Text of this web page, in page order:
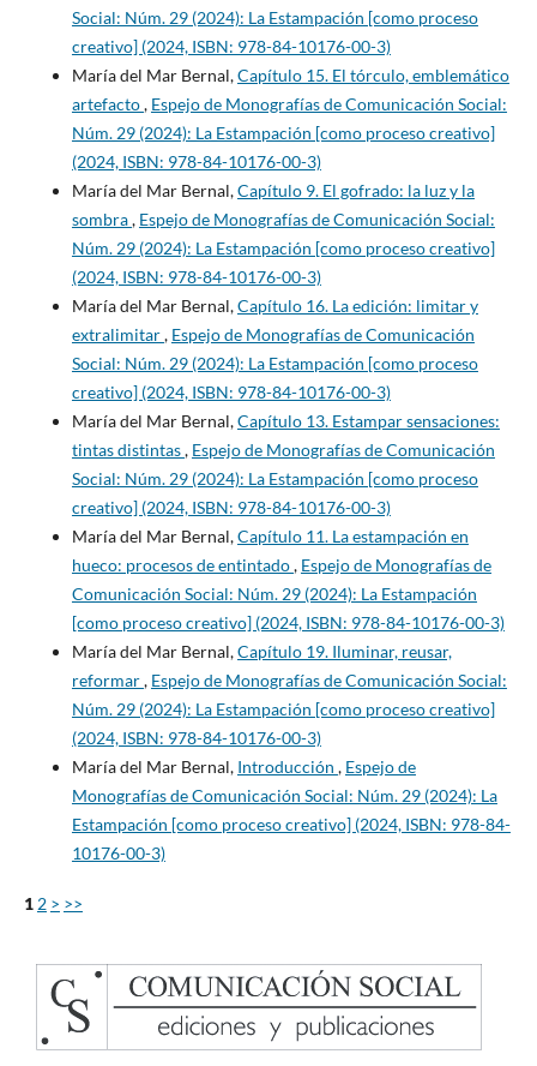
Social: Núm. 29 (2024): La Estampación [como proceso
creativo] (2024, ISBN: 978-84-10176-00-3)
María del Mar Bernal,Capítulo 15. El tórculo, emblemático
artefacto, Espejo de Monografías de Comunicación Social:
Núm. 29 (2024): La Estampación [como proceso creativo]
(2024, ISBN: 978-84-10176-00-3)
María del Mar Bernal,Capítulo 9. El gofrado: la luz y la
sombra, Espejo de Monografías de Comunicación Social:
Núm. 29 (2024): La Estampación [como proceso creativo]
(2024, ISBN: 978-84-10176-00-3)
María del Mar Bernal,Capítulo 16. La edición: limitar y
extralimitar, Espejo de Monografías de Comunicación
Social: Núm. 29 (2024): La Estampación [como proceso
creativo] (2024, ISBN: 978-84-10176-00-3)
María del Mar Bernal,Capítulo 13. Estampar sensaciones:
tintas distintas, Espejo de Monografías de Comunicación
Social: Núm. 29 (2024): La Estampación [como proceso
creativo] (2024, ISBN: 978-84-10176-00-3)
María del Mar Bernal,Capítulo 11. La estampación en
hueco: procesos de entintado, Espejo de Monografías de
Comunicación Social: Núm. 29 (2024): La Estampación
[como proceso creativo] (2024, ISBN: 978-84-10176-00-3)
María del Mar Bernal,Capítulo 19. Iluminar, reusar,
reformar, Espejo de Monografías de Comunicación Social:
Núm. 29 (2024): La Estampación [como proceso creativo]
(2024, ISBN: 978-84-10176-00-3)
María del Mar Bernal, Introducción , Espejo de
Monografías de Comunicación Social: Núm. 29 (2024): La
Estampación [como proceso creativo] (2024, ISBN: 978-84-
10176-00-3)
1 2 > >>